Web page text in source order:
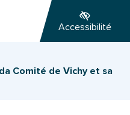
Accessibilité
Comité de Vichy et sa